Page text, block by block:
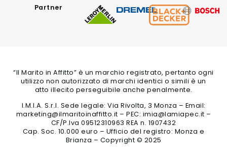
Partner
“Il Marito in Affitto” è un marchio registrato, pertanto ogni
utilizzo non autorizzato di marchi identici o simili è un
atto illecito perseguibile anche penalmente.
I.M.I.A. S.r.l. Sede legale: Via Rivolta, 3 Monza – Email:
marketing@ilmaritoinaffitto.it – PEC: imia@lamiapec.it –
CF/P.Iva 09512310963 REA n. 1907432
Cap. Soc. 10.000 euro – Ufficio del registro: Monza e
Brianza – Copyright © 2025